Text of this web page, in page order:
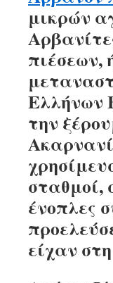
μικρών
πιέσεων,
Ελλήνων
την
σταθμοί,
ένοπλες
είχαν